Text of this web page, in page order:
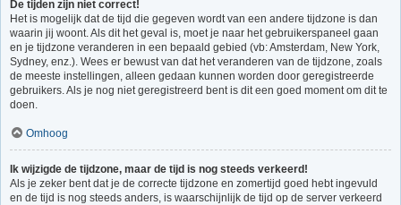
De tijden zijn niet correct!
Het is mogelijk dat de tijd die gegeven wordt van een andere tijdzone is dan
waarin jij woont. Als dit het geval is, moet je naar het gebruikerspaneel gaan
en je tijdzone veranderen in een bepaald gebied (vb: Amsterdam, New York,
Sydney, enz.). Wees er bewust van dat het veranderen van de tijdzone, zoals
de meeste instellingen, alleen gedaan kunnen worden door geregistreerde
gebruikers. Als je nog niet geregistreerd bent is dit een goed moment om dit te
doen.
Omhoog
Ik wijzigde de tijdzone, maar de tijd is nog steeds verkeerd!
Als je zeker bent dat je de correcte tijdzone en zomertijd goed hebt ingevuld
en de tijd is nog steeds anders, is waarschijnlijk de tijd op de server verkeerd